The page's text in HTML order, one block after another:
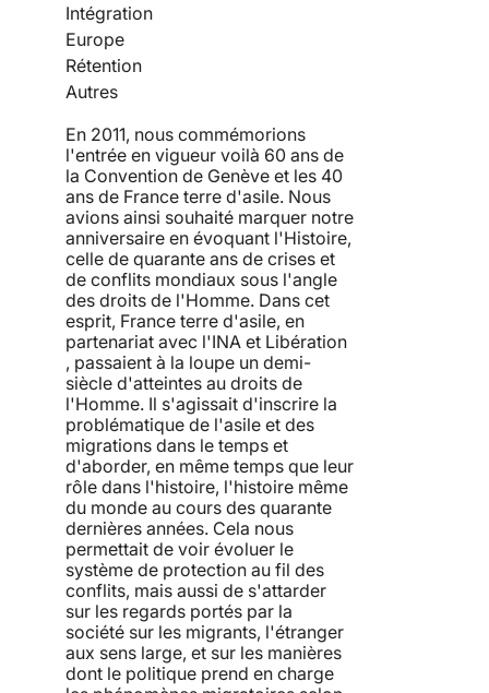
Intégration
Europe
Rétention
Autres
En 2011, nous commémorions
l'entrée en vigueur voilà 60 ans de
la Convention de Genève et les 40
ans de France terre d'asile. Nous
avions ainsi souhaité marquer notre
anniversaire en évoquant l'Histoire,
celle de quarante ans de crises et
de conflits mondiaux sous l'angle
des droits de l'Homme. Dans cet
esprit, France terre d'asile, en
partenariat avec l'INA et Libération
, passaient à la loupe un demi-
siècle d'atteintes au droits de
l'Homme. Il s'agissait d'inscrire la
problématique de l'asile et des
migrations dans le temps et
d'aborder, en même temps que leur
rôle dans l'histoire, l'histoire même
du monde au cours des quarante
dernières années. Cela nous
permettait de voir évoluer le
système de protection au fil des
conflits, mais aussi de s'attarder
sur les regards portés par la
société sur les migrants, l'étranger
aux sens large, et sur les manières
dont le politique prend en charge